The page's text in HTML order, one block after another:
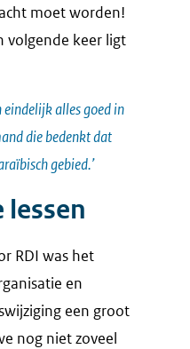
moet worden!
volgende keer ligt
eindelijk alles goed in
die bedenkt dat
gebied.’
RDI was het
en
een groot
nog niet zoveel